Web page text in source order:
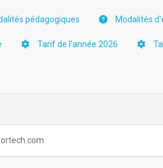
pédagogiques Modalités
Tarif de l'année 2026